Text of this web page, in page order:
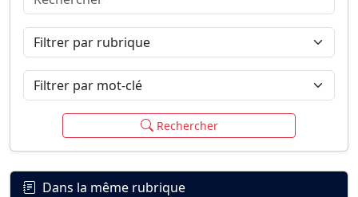
Connexion
Filtrer par rubrique
Filtrer par mot-clé
Rechercher
Dans la même rubrique